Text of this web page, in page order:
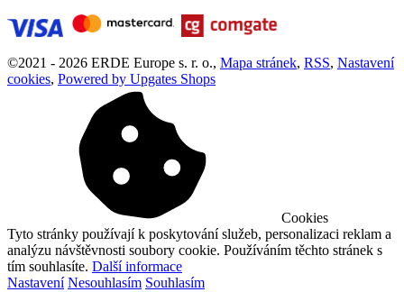
©2021 - 2026 ERDE Europe s. r. o., Mapa stránek, RSS, Nastavení
cookies, Powered by Upgates Shops
Cookies
Tyto stránky používají k poskytování služeb, personalizaci reklam a
analýzu návštěvnosti soubory cookie. Používáním těchto stránek s
tím souhlasíte. Další informace
Nastavení Nesouhlasím Souhlasím